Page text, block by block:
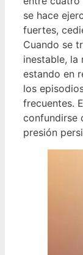
se hace
fuertes,
Cuando se
inestable, la
estando en
los
frecuentes.
confundirse
presión